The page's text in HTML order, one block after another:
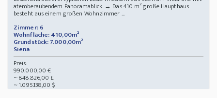
atemberaubendem Panoramablick. → Das 410 m² große Haupthaus
besteht aus einem großen Wohnzimmer ...
Zimmer: 6
Wohnfläche: 410,00m²
Grundstück: 7.000,00m²
Siena
Preis:
990.000,00 €
~ 848.826,00 £
~ 1.095.138,00 $